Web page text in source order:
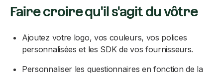
Faire croire qu'il s'agit du vôtre
Ajoutez votre logo, vos couleurs, vos polices
personnalisées et les SDK de vos fournisseurs.
Personnaliser les questionnaires en fonction de la